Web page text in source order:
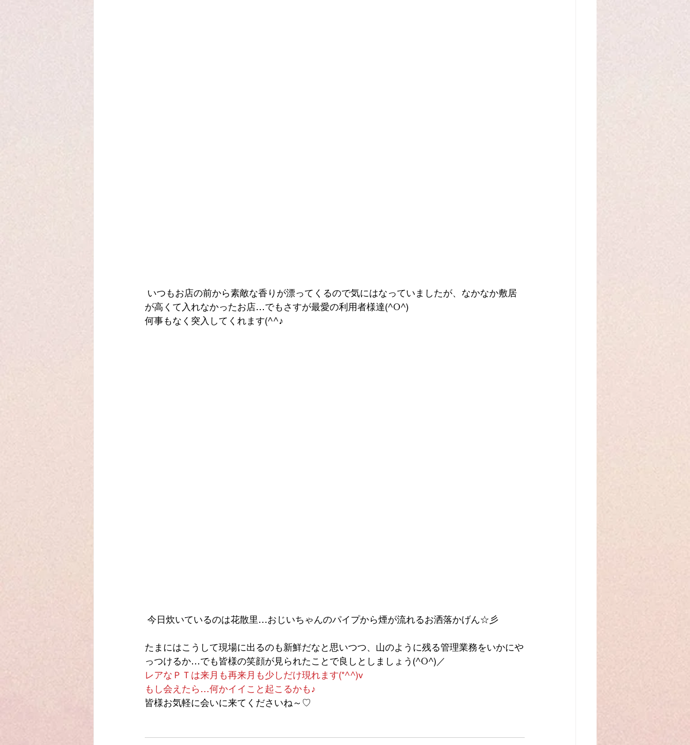
が高くて入れなかったお店…でもさすが最愛の利用者様達(^O^)
何事もなく突入してくれます(^^♪
今日炊いているのは花散里…おじいちゃんのパイプから煙が流れるお洒落かげん☆彡
たまにはこうして現場に出るのも新鮮だなと思いつつ、山のように残る管理業務をいかにや
っつけるか…でも皆様の笑顔が見られたことで良しとしましょう(^O^)／
レアなＰＴは来月も再来月も少しだけ現れます(*^^)v
もし会えたら…何かイイこと起こるかも♪
皆様お気軽に会いに来てくださいね～♡